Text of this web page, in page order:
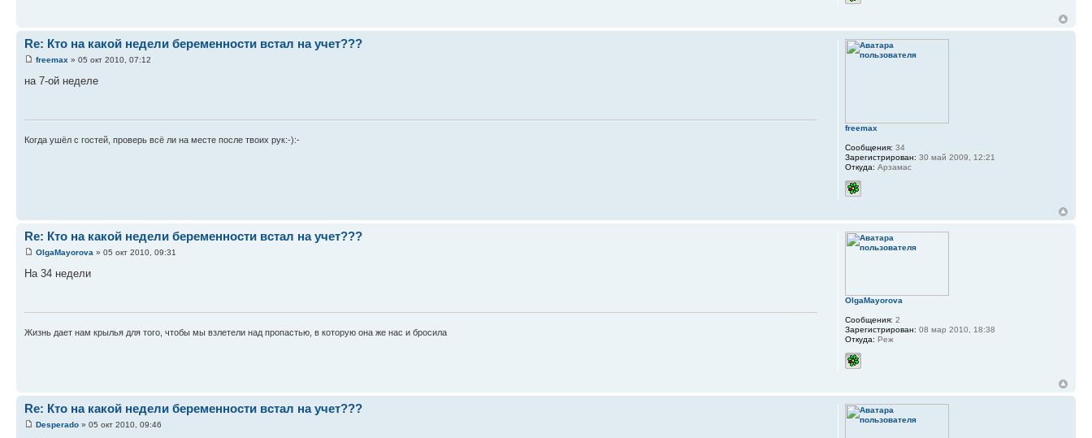
Re: Кто на какой недели беременности встал на учет???
freemax » 05 окт 2010, 07:12
на 7-ой неделе
Когда ушёл с гостей, проверь всё ли на месте после твоих рук:-):-
freemax
Сообщения: 34
Зарегистрирован: 30 май 2009, 12:21
Откуда: Арзамас
Re: Кто на какой недели беременности встал на учет???
OlgaMayorova » 05 окт 2010, 09:31
На 34 недели
Жизнь дает нам крылья для того, чтобы мы взлетели над пропастью, в которую она же нас и бросила
OlgaMayorova
Сообщения: 2
Зарегистрирован: 08 мар 2010, 18:38
Откуда: Реж
Re: Кто на какой недели беременности встал на учет???
Desperado » 05 окт 2010, 09:46